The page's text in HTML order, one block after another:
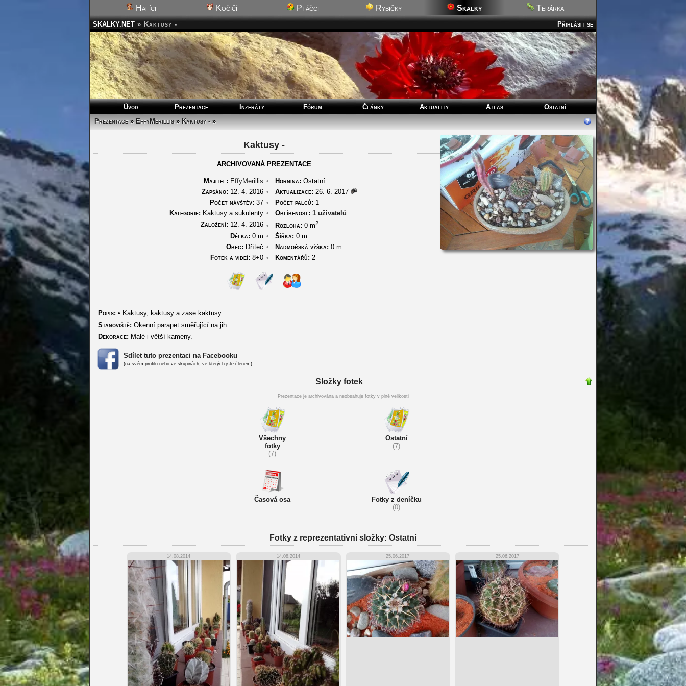
Hafíci Kočičí Ptáčci Rybičky Skalky Terárka
Přihlásit se
SKALKY.NET » Kaktusy -
Úvod Prezentace Inzeráty Fórum Články Aktuality Atlas
Ostatní
Prezentace»EffyMerillis»Kaktusy -»
Kaktusy -
ARCHIVOVANÁ PREZENTACE
Majitel: EffyMerillis • Hornina: Ostatní
Zapsáno: 12. 4. 2016 • Aktualizace: 26. 6. 2017
Počet návštěv: 37 • Počet palců: 1
Kategorie: Kaktusy a sukulenty • Oblíbenost: 1 uživatelů
Založení: 12. 4. 2016 • Rozloha: 0 m2
Délka: 0 m • Šířka: 0 m
Obec: Dříteč • Nadmořská výška: 0 m
Fotek a videí: 8+0 • Komentářů: 2
Popis: • Kaktusy, kaktusy a zase kaktusy.
Stanoviště: Okenní parapet směřující na jih.
Dekorace: Malé i větší kameny.
Sdílet tuto prezentaci na Facebooku
(na svém profilu nebo ve skupinách, ve kterých jste členem)
Složky fotek
Prezentace je archivována a neobsahuje fotky v plné velikosti
Všechny
fotky
(7)
Ostatní
(7)
Časová osa
Fotky z deníčku
(0)
Fotky z reprezentativní složky: Ostatní
14.08.2014 14.08.2014 25.06.2017 25.06.2017